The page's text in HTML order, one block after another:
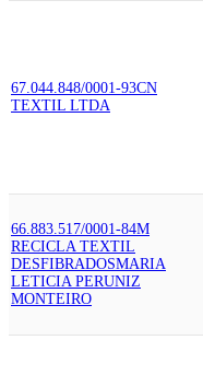
67.044.848/0001-93CN
TEXTIL LTDA
66.883.517/0001-84M
RECICLA TEXTIL
DESFIBRADOSMARIA
LETICIA PERUNIZ
MONTEIRO